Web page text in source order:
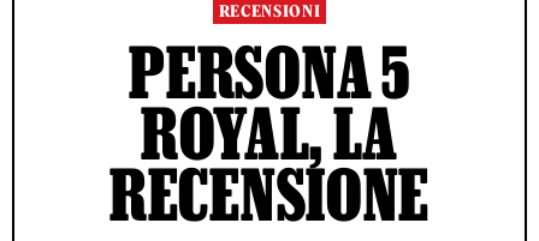
RECENSIONI
PERSONA 5
ROYAL, LA
RECENSIONE